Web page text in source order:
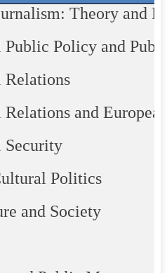
Theory and
Policy and
and
Security
Politics
and Society